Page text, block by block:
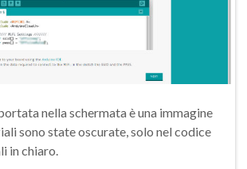
nella schermata è una immagine
sono state oscurate, solo nel codice
in chiaro.